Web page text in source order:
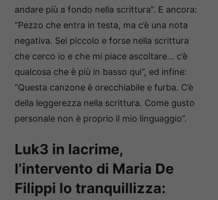
andare più a fondo nella scrittura”. E ancora:
“Pezzo che entra in testa, ma c’è una nota
negativa. Sei piccolo e forse nella scrittura
che cerco io e che mi piace ascoltare… c’è
qualcosa che è più in basso qui”, ed infine:
“Questa canzone è orecchiabile e furba. C’è
della leggerezza nella scrittura. Come gusto
personale non è proprio il mio linguaggio”.
Luk3 in lacrime,
l’intervento di Maria De
Filippi lo tranquillizza: